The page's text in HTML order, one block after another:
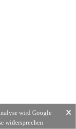
wird Google
widersprechen